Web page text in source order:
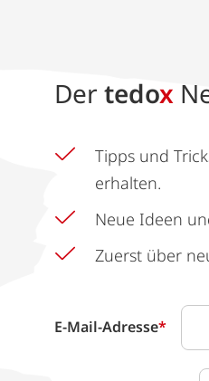
Der tedox
Tipps und
erhalten.
Neue Ideen
Zuerst über
E-Mail-Adresse*